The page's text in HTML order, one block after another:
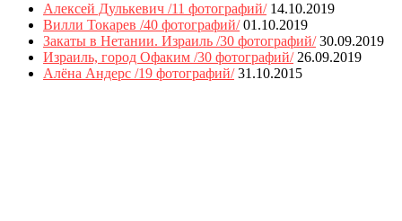
Алексей Дулькевич /11 фотографий/ 14.10.2019
Вилли Токарев /40 фотографий/ 01.10.2019
Закаты в Нетании. Израиль /30 фотографий/ 30.09.2019
Израиль, город Офаким /30 фотографий/ 26.09.2019
Алёна Андерс /19 фотографий/ 31.10.2015